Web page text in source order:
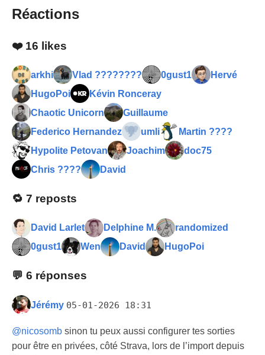
Réactions
❤️16 likes
arkhi Vlad ???????? 0gust1
Hervé
HugoPoi
Kévin Ronceray
Chaotic Unicorn
Guillaume
Federico Hernandez
umli
Martin ????
Hypolite Petovan
Joachim
doc75
Chris ????
David
🔁 7 reposts
David Larlet Delphine M.
randomized
0gust1
Wen David HugoPoi
💬 6 réponses
Jérémy 05-01-2026 18:31
@nicosomb sinon tu peux aussi configurer tes sorties
pour être en privées, côté Strava, lors de l’import depuis